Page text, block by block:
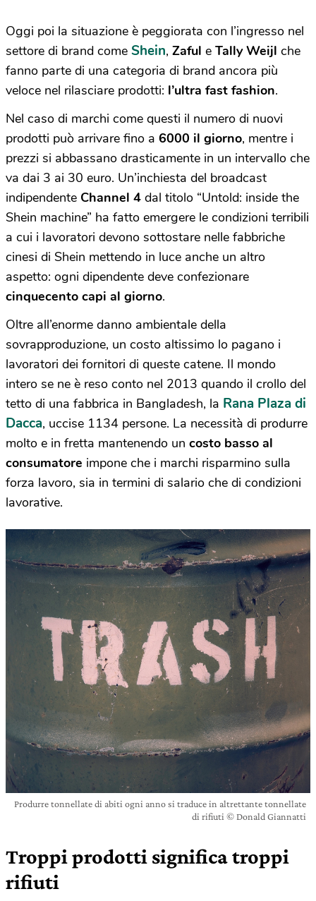
Oggi poi la situazione è peggiorata con l’ingresso nel
settore di brand come Shein, Zaful e Tally Weijl che
fanno parte di una categoria di brand ancora più
veloce nel rilasciare prodotti: l’ultra fast fashion.
Nel caso di marchi come questi il numero di nuovi
prodotti può arrivare fino a 6000 il giorno, mentre i
prezzi si abbassano drasticamente in un intervallo che
va dai 3 ai 30 euro. Un’inchiesta del broadcast
indipendente Channel 4 dal titolo “Untold: inside the
Shein machine” ha fatto emergere le condizioni terribili
a cui i lavoratori devono sottostare nelle fabbriche
cinesi di Shein mettendo in luce anche un altro
aspetto: ogni dipendente deve confezionare
cinquecento capi al giorno.
Oltre all’enorme danno ambientale della
sovrapproduzione, un costo altissimo lo pagano i
lavoratori dei fornitori di queste catene. Il mondo
intero se ne è reso conto nel 2013 quando il crollo del
tetto di una fabbrica in Bangladesh, la Rana Plaza di
Dacca, uccise 1134 persone. La necessità di produrre
molto e in fretta mantenendo un costo basso al
consumatore impone che i marchi risparmino sulla
forza lavoro, sia in termini di salario che di condizioni
lavorative.
Produrre tonnellate di abiti ogni anno si traduce in altrettante tonnellate
di rifiuti © Donald Giannatti
Troppi prodotti significa troppi
rifiuti